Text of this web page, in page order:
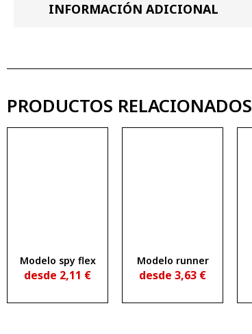
INFORMACIÓN ADICIONAL
PRODUCTOS RELACIONADOS
Modelo spy flex
desde 2,11 €
Modelo runner
desde 3,63 €